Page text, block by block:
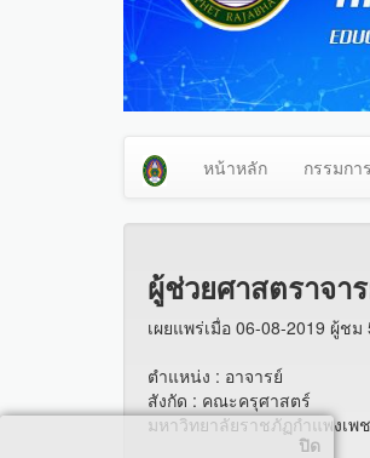
หน้าหลัก กรรมการ
ปิด
ผู้ช่วยศาสตราจา
เผยแพร่เมื่อ 06-08-2019 ผู้ชม
ตำแหน่ง : อาจารย์
สังกัด : คณะครุศาสตร์
มหาวิทยาลัยราชภัฏกำแพงเพ